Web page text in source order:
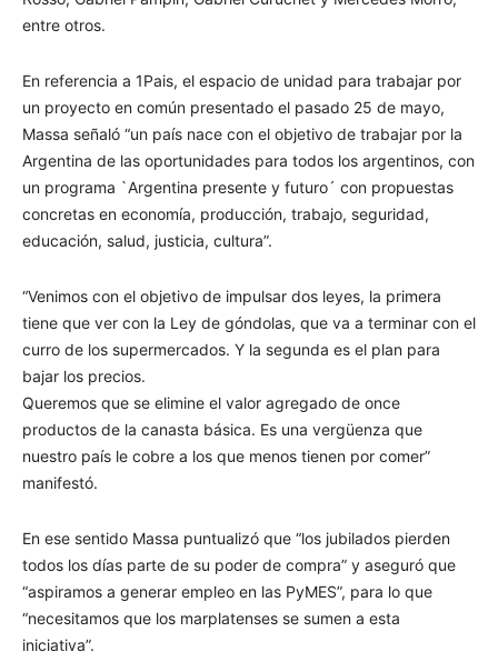
entre otros.
En referencia a 1Pais, el espacio de unidad para trabajar por
un proyecto en común presentado el pasado 25 de mayo,
Massa señaló “un país nace con el objetivo de trabajar por la
Argentina de las oportunidades para todos los argentinos, con
un programa `Argentina presente y futuro´ con propuestas
concretas en economía, producción, trabajo, seguridad,
educación, salud, justicia, cultura”.
“Venimos con el objetivo de impulsar dos leyes, la primera
tiene que ver con la Ley de góndolas, que va a terminar con el
curro de los supermercados. Y la segunda es el plan para
bajar los precios.
Queremos que se elimine el valor agregado de once
productos de la canasta básica. Es una vergüenza que
nuestro país le cobre a los que menos tienen por comer”
manifestó.
En ese sentido Massa puntualizó que “los jubilados pierden
todos los días parte de su poder de compra” y aseguró que
“aspiramos a generar empleo en las PyMES”, para lo que
“necesitamos que los marplatenses se sumen a esta
iniciativa”.